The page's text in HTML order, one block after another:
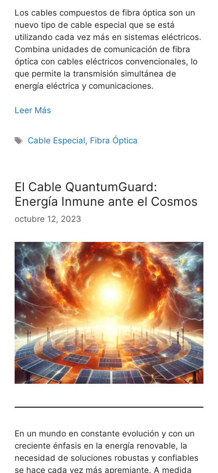
Los cables compuestos de fibra óptica son un
nuevo tipo de cable especial que se está
utilizando cada vez más en sistemas eléctricos.
Combina unidades de comunicación de fibra
óptica con cables eléctricos convencionales, lo
que permite la transmisión simultánea de
energía eléctrica y comunicaciones.
Leer Más
Cable Especial, Fibra Óptica
El Cable QuantumGuard:
Energía Inmune ante el Cosmos
octubre 12, 2023
En un mundo en constante evolución y con un
creciente énfasis en la energía renovable, la
necesidad de soluciones robustas y confiables
se hace cada vez más apremiante. A medida